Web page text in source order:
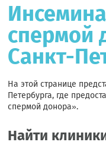
спермой
Санкт-
На этой странице
Петербурга, где
спермой донора».
Найти